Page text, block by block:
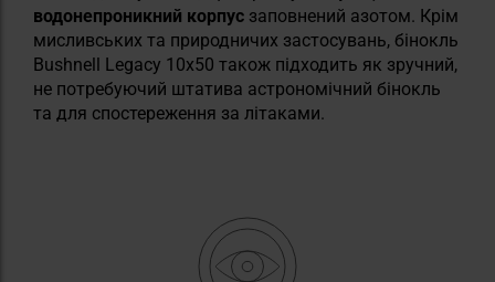
водонепроникний корпус заповнений азотом. Крім
мисливських та природничих застосувань, бінокль
Bushnell Legacy 10x50 також підходить як зручний,
не потребуючий штатива астрономічний бінокль
та для спостереження за літаками.